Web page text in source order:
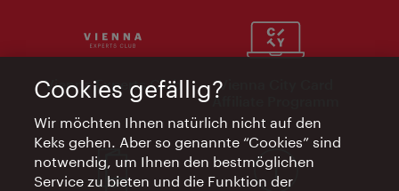
Vienna Experts Club
Vienna City Card
Affiliate Programm
Cookies gefällig?
Wir möchten Ihnen natürlich nicht auf den
Keks gehen. Aber so genannte “Cookies” sind
notwendig, um Ihnen den bestmöglichen
Service zu bieten und die Funktion der